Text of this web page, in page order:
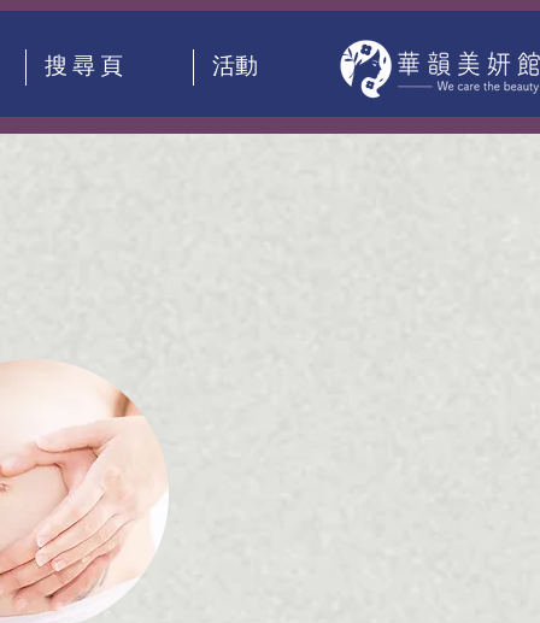
搜 尋 頁 活動